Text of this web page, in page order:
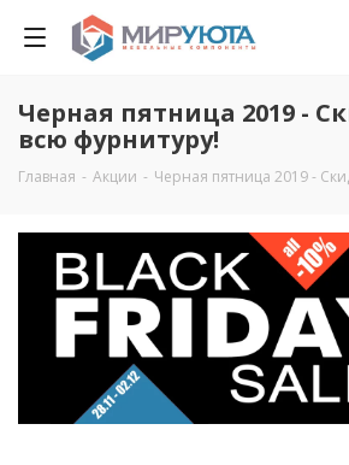
Черная пятница 2019 -
всю фурнитуру!
Главная - Акции - Черная пятница 2019 -